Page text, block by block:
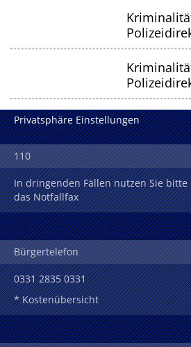
Privatsphäre Einstellungen
110
In dringenden Fällen nutzen Sie
das Notfallfax
Bürgertelefon
0331 2835 0331
* Kostenübersicht